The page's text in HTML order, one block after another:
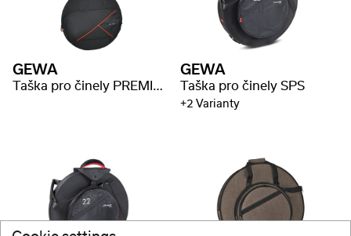
GEWA
Taška pro činely PREMIUM
GEWA
Taška pro činely SPS
+2 Varianty